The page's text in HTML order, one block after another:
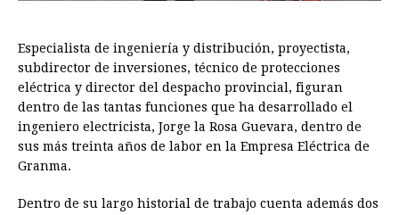
Especialista de ingeniería y distribución, proyectista,
subdirector de inversiones, técnico de protecciones
eléctrica y director del despacho provincial, figuran
dentro de las tantas funciones que ha desarrollado el
ingeniero electricista, Jorge la Rosa Guevara, dentro de
sus más treinta años de labor en la Empresa Eléctrica de
Granma.
Dentro de su largo historial de trabajo cuenta además dos